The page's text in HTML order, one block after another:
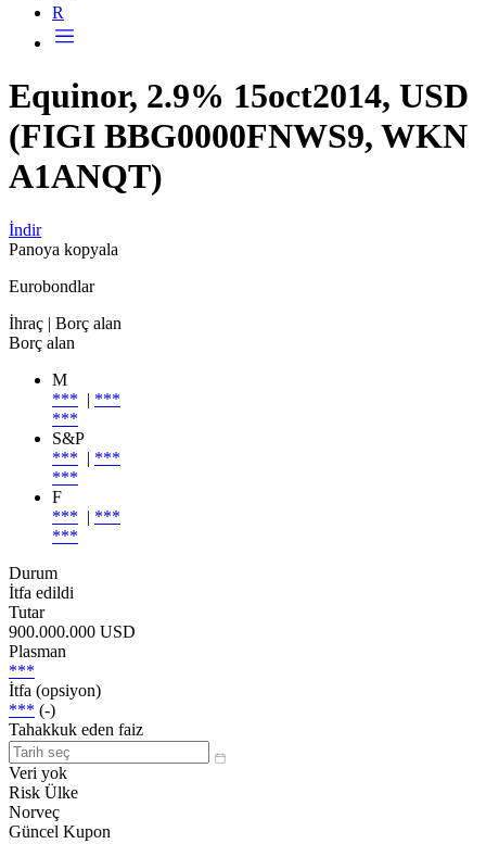
R
Equinor, 2.9% 15oct2014, USD
(FIGI BBG0000FNWS9, WKN
A1ANQT)
İndir
Panoya kopyala
Eurobondlar
İhraç | Borç alan
Borç alan
M
*** | ***
***
S&P
*** | ***
***
F
*** | ***
***
Durum
İtfa edildi
Tutar
900.000.000 USD
Plasman
***
İtfa (opsiyon)
*** (-)
Tahakkuk eden faiz
Veri yok
Risk Ülke
Norveç
Güncel Kupon